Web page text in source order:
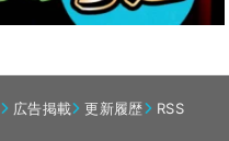
広告掲載 更新履歴 RSS